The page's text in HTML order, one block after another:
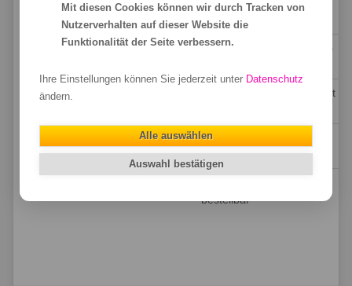
3 mm starkes Acrylglas–
von Polycasa
190 g/m² Fotopapier– mit
FineArt-Druck
3 mm starkes Acrylglas
–
– mit
3 mm starkes Dibond
von Alcan 3A
bestellbar
Mit diesen Cookies können wir durch Tracken von
Nutzerverhalten auf dieser Website die
Funktionalität der Seite verbessern.
Ihre Einstellungen können Sie jederzeit unter Datenschutz
ändern.
Alle auswählen
Auswahl bestätigen